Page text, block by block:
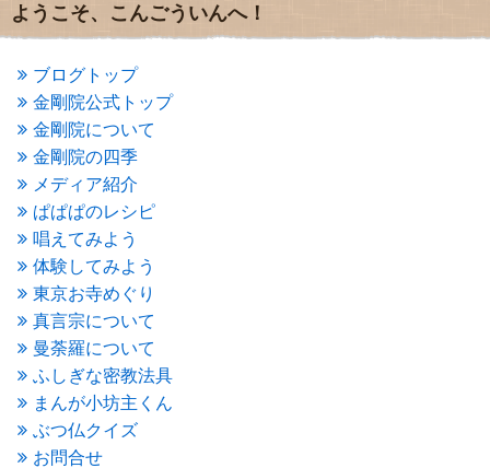
2016年6月
(2)
2016年5月(3)
2016年4月
(4)
2016年3月(4)
2016年2月(5)
2016年1月(3)
2015年12月(6)
2015年11月(4)
2015年10月
(4)
2015年9月
(3)
2015年8月(4)
2015年7月(4)
2015年6月(3)
2015年5月(1)
2015年4月(1)
(3)
2015年2月(3)
2015年1月(1)
2014年12月 (2)
2014年9月
ようこそ、こんごういんへ！
ブログトップ
金剛院公式トップ
金剛院について
金剛院の四季
メディア紹介
ぱぱぱのレシピ
唱えてみよう
体験してみよう
東京お寺めぐり
真言宗について
曼荼羅について
ふしぎな密教法具
まんが小坊主くん
ぶつ仏クイズ
お問合せ